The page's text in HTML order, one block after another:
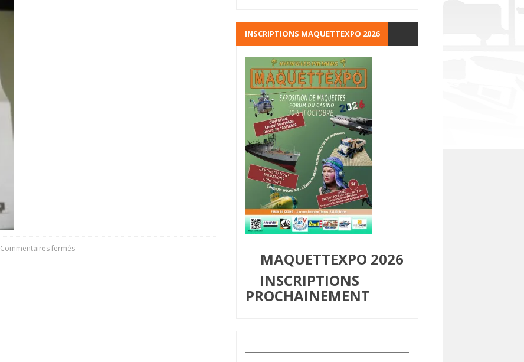
Commentaires fermés
INSCRIPTIONS MAQUETTEXPO 2026
MAQUETTEXPO 2026
INSCRIPTIONS
PROCHAINEMENT